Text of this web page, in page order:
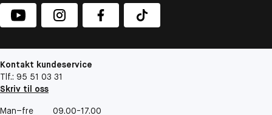
Kontakt kundeservice
Tlf.: 95 51 03 31
Skriv til oss
Man–fre
09.00-17.00